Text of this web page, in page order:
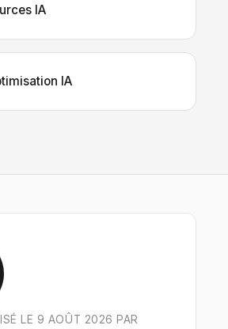
IA
IA
LE 9 AOÛT 2026 PAR